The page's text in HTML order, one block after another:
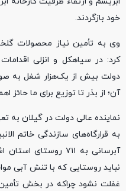
خود بازگردند.
وی به تأمین نیاز محصولات
کرد: در سیاهکل و انزلی
دولت بیش از یک‌هزار شغل به
آن؛ از بذر تا توزیع برای ما حائز
به قرارگاه‌های سازندگی خاتم
آبرسانی به ۷۱۱
نباید روستایی که با تنش آبی
غفلت نشود چراکه در بخش